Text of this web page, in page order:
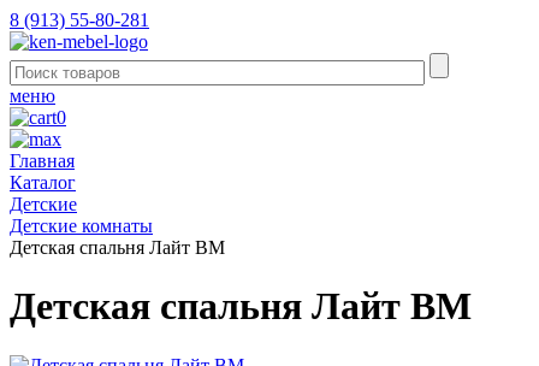
8 (913) 55-80-281
меню
0
Главная
Каталог
Детские
Детские комнаты
Детская спальня Лайт ВМ
Детская спальня Лайт ВМ